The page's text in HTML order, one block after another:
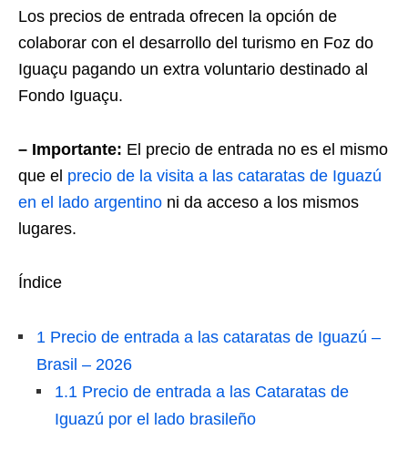
Los precios de entrada ofrecen la opción de
colaborar con el desarrollo del turismo en Foz do
Iguaçu pagando un extra voluntario destinado al
Fondo Iguaçu.
– Importante: El precio de entrada no es el mismo
que el precio de la visita a las cataratas de Iguazú
en el lado argentino ni da acceso a los mismos
lugares.
Índice
1 Precio de entrada a las cataratas de Iguazú –
Brasil – 2026
1.1 Precio de entrada a las Cataratas de
Iguazú por el lado brasileño